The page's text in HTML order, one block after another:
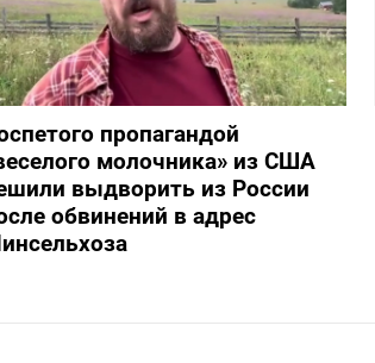
пропагандой
молочника» из США
выдворить из России
обвинений в адрес